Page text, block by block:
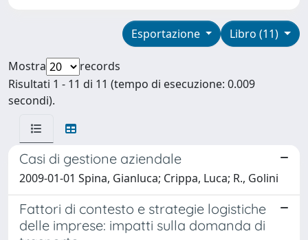
Libro (11)
Esportazione
Mostra
records
Risultati 1 - 11 di 11 (tempo di esecuzione: 0.009
secondi).
Casi di gestione aziendale
2009-01-01 Spina, Gianluca; Crippa, Luca; R., Golini
Fattori di contesto e strategie logistiche
delle imprese: impatti sulla domanda di